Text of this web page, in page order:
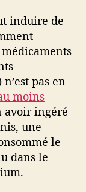
induire de
médicaments
pas en
moins
avoir ingéré
une
le
dans le